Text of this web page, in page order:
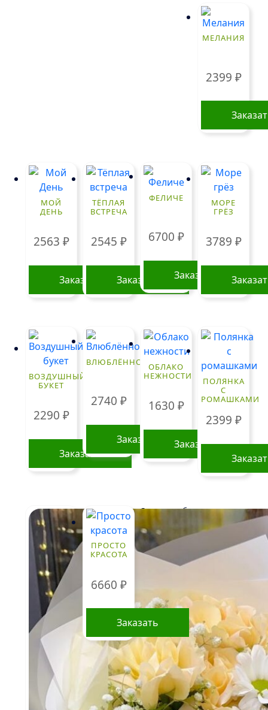
МЕЛАНИЯ
2399 ₽
МОЙ
ДЕНЬ
2563 ₽
Заказать
ТЁПЛАЯ
ВСТРЕЧА
2545 ₽
Заказать
ФЕЛИЧЕ
6700 ₽
Заказать
МОРЕ
ГРЁЗ
3789 ₽
ВОЗДУШНЫЙ
БУКЕТ
2290 ₽
Заказать
ВЛЮБЛЁННОСТЬ
2740 ₽
Заказать
ОБЛАКО
НЕЖНОСТИ
1630 ₽
Заказать
ПОЛЯНКА
С
РОМАШКАМИ
2399 ₽
ПРОСТО
КРАСОТА
6660 ₽
Заказать
Стоимость букетов и
композиций, указанная на
сайте, ориентировочна и может
меняться. Окончательная цена
зависит от доступности
определенных видов цветов,
быть выше в периоды
праздников и
предпраздничных дней.
Информация о составе букетов,
ценах на товары и услуги,
представленная на данном
сайте, предназначена
исключительно для
ознакомления и не является публичной
офертой, как это определено в Статье 437(2)
Гражданского кодекса Российской Федерации.